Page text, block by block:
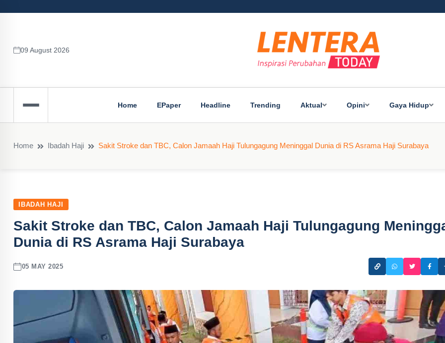
09 August 2026
Home EPaper Headline Trending Aktual Opini Gaya Hidup
Home Ibadah Haji Sakit Stroke dan TBC, Calon Jamaah Haji Tulungagung Meninggal Dunia di RS Asrama Haji Surabaya
IBADAH HAJI
Sakit Stroke dan TBC, Calon Jamaah Haji Tulungagung
Dunia di RS Asrama Haji Surabaya
05 MAY 2025